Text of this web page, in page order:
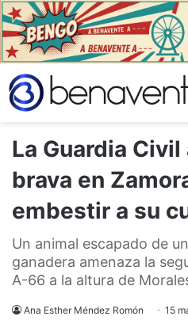
La Guardia
brava en
embestir a su
Un animal escapado de
ganadera amenaza la
A-66 a la altura de
Ana Esther Méndez Romón 15